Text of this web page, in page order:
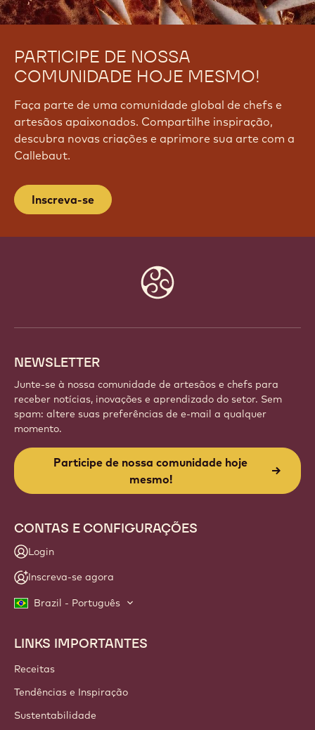
PARTICIPE DE NOSSA
COMUNIDADE HOJE MESMO!
Faça parte de uma comunidade global de chefs e
artesãos apaixonados. Compartilhe inspiração,
descubra novas criações e aprimore sua arte com a
Callebaut.
Inscreva-se
NEWSLETTER
Junte-se à nossa comunidade de artesãos e chefs para
receber notícias, inovações e aprendizado do setor. Sem
spam: altere suas preferências de e-mail a qualquer
momento.
Participe de nossa comunidade hoje
mesmo!
CONTAS E CONFIGURAÇÕES
Login
Inscreva-se agora
Brazil - Português
Footer
Callebaut
LINKS IMPORTANTES
Receitas
Tendências e Inspiração
Sustentabilidade